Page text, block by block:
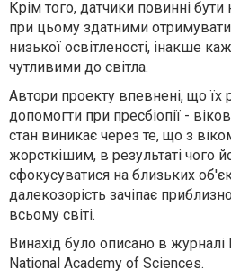
Крім того, датчики повинні
при цьому здатними
низької освітленості, інакше
чутливими до світла.
Автори проекту впевнені, що
допомогти при пресбіопії -
стан виникає через те, що з
жорсткішим, в результаті чого
сфокусуватися на близьких
далекозорість зачіпає
всьому світі.
Винахід було описано в
National Academy of Sciences.